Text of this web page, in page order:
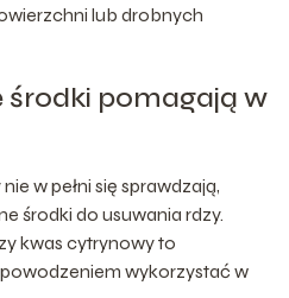
lub drobnych
środki pomagają w
w pełni się sprawdzają,
środki do usuwania rdzy.
kwas cytrynowy to
wykorzystać w